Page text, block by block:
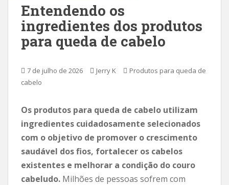
Entendendo os
ingredientes dos produtos
para queda de cabelo
7 de julho de 2026 Jerry K
Produtos para queda de
cabelo
Os produtos para queda de cabelo utilizam
ingredientes cuidadosamente selecionados
com o objetivo de promover o crescimento
saudável dos fios, fortalecer os cabelos
existentes e melhorar a condição do couro
cabeludo. Milhões de pessoas sofrem com